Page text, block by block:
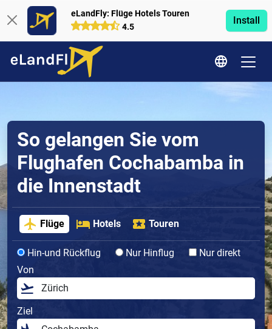
eLandFly: Flüge Hotels Touren
4.5
Install
So gelangen Sie vom
Flughafen Cochabamba in
die Innenstadt
Flüge Hotels Touren
Hin-und Rückflug Nur Hinflug
Nur direkt
Von
Ziel